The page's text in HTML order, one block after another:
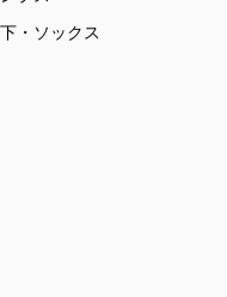
・ソックス